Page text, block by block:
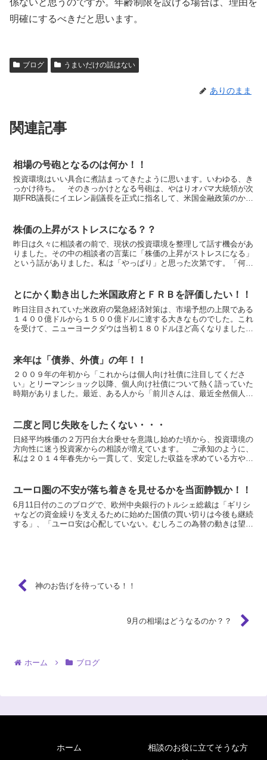
明確にするべきだと思います。
ブログ うまいだけの話はない
ありのまま
関連記事
相場の号砲となるのは何か！！
投資環境はいい具合に煮詰まってきたように思います。いわゆる、き
っかけ待ち。 そのきっかけとなる号砲は、やはりオバマ大統領が次
期FRB議長にイエレン副議長を正式に指名して、米国金融政策のかじ
株価の上昇がストレスになる？？
昨日は久々に相談者の前で、現状の投資環境を整理して話す機会があ
りました。その中の相談者の言葉に「株価の上昇がストレスになる」
という話がありました。私は「やっぱり」と思った次第です。「何で
とにかく動き出した米国政府とＦＲＢを評価したい！！
昨日注目されていた米政府の緊急経済対策は、市場予想の上限である
１４００億ドルから１５００億ドルに達する大きなものでした。これ
を受けて、ニューヨークダウは当初１８０ドルほど高くなりました
来年は「債券、外債」の年！！
２００９年の年初から「これからは個人向け社債に注目してくださ
い」とリーマンショック以降、個人向け社債について熱く語っていた
時期がありました。最近、ある人から「前川さんは、最近全然個人向
二度と同じ失敗をしたくない・・・
日経平均株価の２万円台大台乗せを意識し始めた頃から、投資環境の
方向性に迷う投資家からの相談が増えています。 ご承知のように、
私は２０１４年春先から一貫して、安定した収益を求めている方や大
ユーロ圏の不安が落ち着きを見せるかを当面静観か！！
6月11日付のこのブログで、欧州中央銀行のトルシェ総裁は「ギリシ
ャなどの資金繰りを支えるために始めた国債の買い切りは今後も継続
する」、「ユーロ安は心配していない。むしろこの為替の動きは望ま
神のお告げを待っている！！
9月の相場はどうなるのか？？
ホーム ブログ
ホーム
相談のお役に立てそうな方